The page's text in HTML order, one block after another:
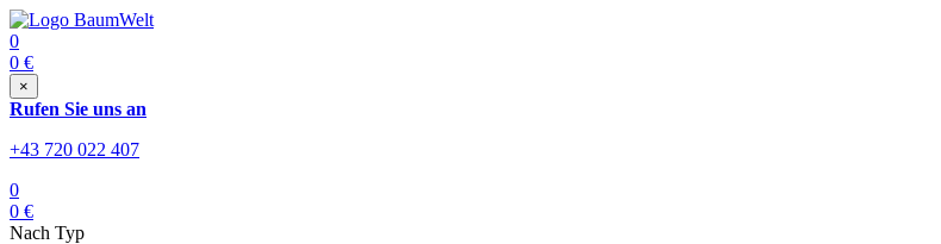
0
0 €
×
Rufen Sie uns an
+43 720 022 407
0
0 €
Nach Typ